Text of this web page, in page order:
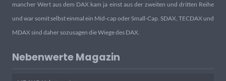
mancher Wert aus dem DAX kam ja einst aus der zweiten und dritten Reihe
und war somit selbst einmal ein Mid-cap oder Small-Cap. SDAX, TECDAX und
MDAX sind daher sozusagen die Wiege des DAX.
Nebenwerte Magazin